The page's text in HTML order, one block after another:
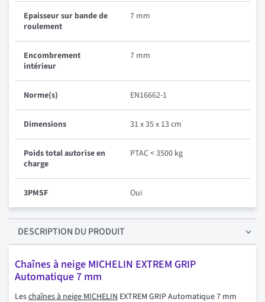
Epaisseur sur bande de
roulement
7 mm
Encombrement
intérieur
7 mm
Norme(s) EN16662-1
Dimensions 31 x 35 x 13 cm
Poids total autorise en
charge
PTAC < 3500 kg
3PMSF Oui
DESCRIPTION DU PRODUIT
Chaînes à neige MICHELIN EXTREM GRIP
Automatique 7 mm
Leschaînes à neige MICHELIN EXTREM GRIP Automatique 7 mm